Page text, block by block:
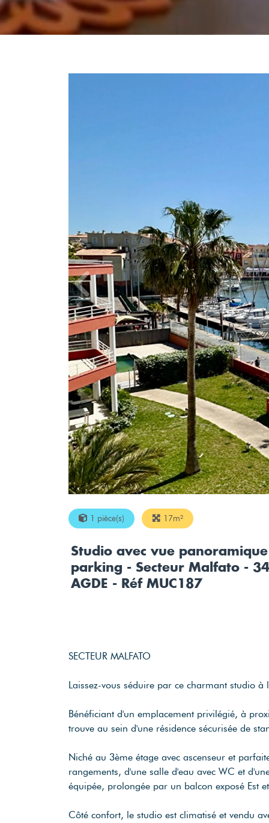
1 pièce(s) 17m²
Studio avec vue
parking - Secteur Malfato -
AGDE - Réf MUC187
SECTEUR MALFATO
Laissez-vous séduire par ce charmant studio à
Bénéficiant d'un emplacement privilégié, à
trouve au sein d'une résidence sécurisée de
Niché au 3ème étage avec ascenseur et
rangements, d'une salle d'eau avec WC et
équipée, prolongée par un balcon exposé Est
Côté confort, le studio est climatisé et vendu